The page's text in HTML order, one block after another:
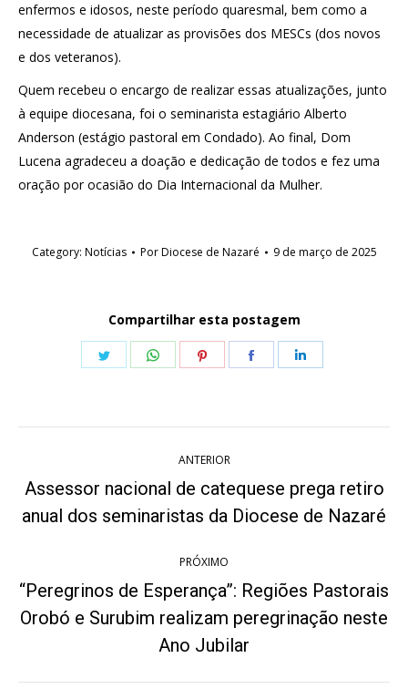
enfermos e idosos, neste período quaresmal, bem como a
necessidade de atualizar as provisões dos MESCs (dos novos
e dos veteranos).
Quem recebeu o encargo de realizar essas atualizações, junto
à equipe diocesana, foi o seminarista estagiário Alberto
Anderson (estágio pastoral em Condado). Ao final, Dom
Lucena agradeceu a doação e dedicação de todos e fez uma
oração por ocasião do Dia Internacional da Mulher.
Category: Notícias PorDiocese de Nazaré 9 de março de 2025
Compartilhar esta postagem
Share
Share
Share
Share
de
post:
ANTERIOR
Post
anterior:
Assessor nacional de catequese prega retiro
anual dos seminaristas da Diocese de Nazaré
PRÓXIMO
Próximo
post:
“Peregrinos de Esperança”: Regiões Pastorais
Orobó e Surubim realizam peregrinação neste
Ano Jubilar